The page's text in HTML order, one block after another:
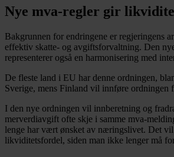
Nye mva-regler gir
Bakgrunnen for endringene er regjeringens
effektiv skatte- og avgiftsforvaltning. Den
representerer også en harmonisering med
De fleste land i EU har denne ordningen,
Sverige, mens Finland vil innføre ordningen
I den nye ordningen vil innberetning og
merverdiavgift ofte skje i samme mva-
lenge har vært ønsket av næringslivet. Det vil
likviditetsfordel, siden man ikke lenger må